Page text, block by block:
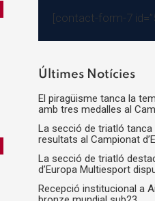
[contact-form-7
Últimes Notícies
El piragüisme tanca la
amb tres medalles al
La secció de triatló
resultats al Campionat
La secció de triatló
d’Europa Multiesport
Recepció institucional a